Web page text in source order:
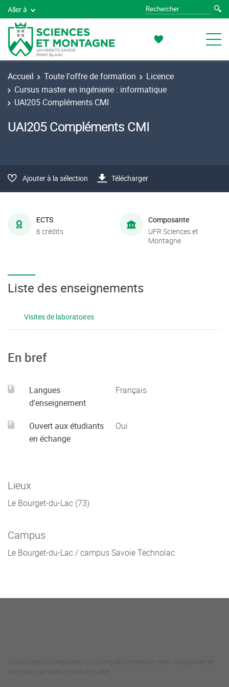
Aller à
Accueil Toute l'offre de formation
Licence
Cursus master en ingénierie : informatique
UAI205 Compléments CMI
UAI205 Compléments CMI
Ajouter à la sélection Télécharger
ECTS
6 crédits
Composante
UFR Sciences et
Montagne
Liste des enseignements
Visites de laboratoires
En bref
Langues
d'enseignement
Français
Ouvert aux étudiants
en échange
Oui
Lieux
Le Bourget-du-Lac (73)
Campus
Le Bourget-du-Lac / campus Savoie Technolac
Toutes les informations sur l'offre de formation sont indicatives et
n'ont pas de valeur contractuelle.